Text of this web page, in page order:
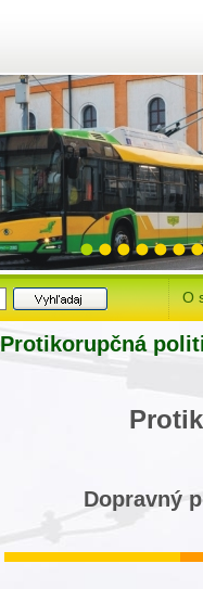
O
Protikorupčná
Dopravný